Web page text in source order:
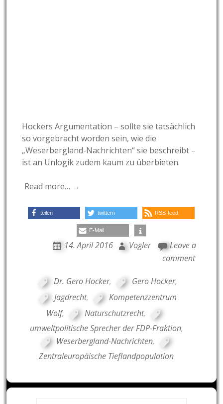
Hockers Argumentation – sollte sie tatsächlich
so vorgebracht worden sein, wie die
„Weserbergland-Nachrichten“ sie beschreibt –
ist an Unlogik zudem kaum zu überbieten.
Read more… →
teilen twittern RSS-feed
E-Mail
14. April 2016 Vogler
Leave a
comment
Dr. Gero Hocker, Gero Hocker,
Jagdrecht,
Kompetenzzentrum
Wolf, Naturschutzrecht,
umweltpolitische Sprecher der FDP-Fraktion,
Weserbergland-Nachrichten,
Zentraleuropäische Tieflandpopulation